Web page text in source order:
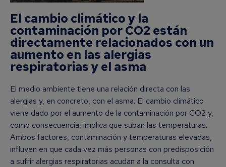
El cambio climático y la
contaminación por CO2 están
directamente relacionados con un
aumento en las alergias
respiratorias y el asma
El medio ambiente tiene una relación directa con las
alergias y, en concreto, con el asma. El cambio climático
viene dado por el aumento de la contaminación por CO2 y,
como consecuencia, implica que suban las temperaturas.
Ambos factores, contaminación y temperaturas elevadas,
influyen en que cada vez más personas con predisposición
a sufrir alergias respiratorias acudan a la consulta con